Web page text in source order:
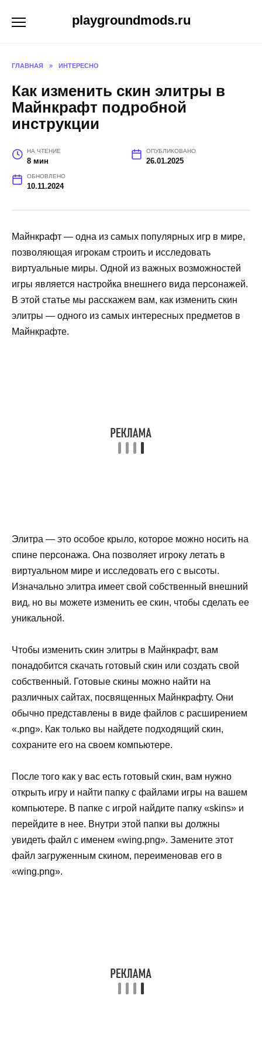
playgroundmods.ru
ГЛАВНАЯ » ИНТЕРЕСНО
Как изменить скин элитры в
Майнкрафт подробной
инструкции
НА ЧТЕНИЕ
8 мин
ОПУБЛИКОВАНО
26.01.2025
ОБНОВЛЕНО
10.11.2024
Майнкрафт — одна из самых популярных игр в мире,
позволяющая игрокам строить и исследовать
виртуальные миры. Одной из важных возможностей
игры является настройка внешнего вида персонажей.
В этой статье мы расскажем вам, как изменить скин
элитры — одного из самых интересных предметов в
Майнкрафте.
Элитра — это особое крыло, которое можно носить на
спине персонажа. Она позволяет игроку летать в
виртуальном мире и исследовать его с высоты.
Изначально элитра имеет свой собственный внешний
вид, но вы можете изменить ее скин, чтобы сделать ее
уникальной.
Чтобы изменить скин элитры в Майнкрафт, вам
понадобится скачать готовый скин или создать свой
собственный. Готовые скины можно найти на
различных сайтах, посвященных Майнкрафту. Они
обычно представлены в виде файлов с расширением
«.png». Как только вы найдете подходящий скин,
сохраните его на своем компьютере.
После того как у вас есть готовый скин, вам нужно
открыть игру и найти папку с файлами игры на вашем
компьютере. В папке с игрой найдите папку «skins» и
перейдите в нее. Внутри этой папки вы должны
увидеть файл с именем «wing.png». Замените этот
файл загруженным скином, переименовав его в
«wing.png».